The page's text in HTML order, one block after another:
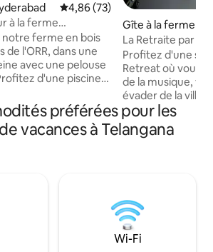
Note moyenne de 4,86 sur 5,
4,86 (73)
à la ferme
de bain, piscine
notre ferme en bois
de l'ORR, dans une
avec une pelouse
d'une piscine
village et de locaux
gardien et une porte
les escapades de
inclus. Le
du Browntown
à pied. Venez,
vous et
Gîte à la ferme ·
La Retraite par
Profitez d'une
Retreat où vous
de la musique,
évader de la ville
d'équipements
l'impression
vélo, jouer, nager Idéal pour les petits
accueillir des
supplémentaires Nous avons une
politique stricte
3 bouteilles
préférées pour les
vacances à Telangana
Wi-Fi